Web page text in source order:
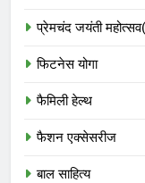
प्रेमचंद जयंती
फिटनेस योगा
फैमिली हेल्थ
फैशन एक्सेसरीज
बाल साहित्य